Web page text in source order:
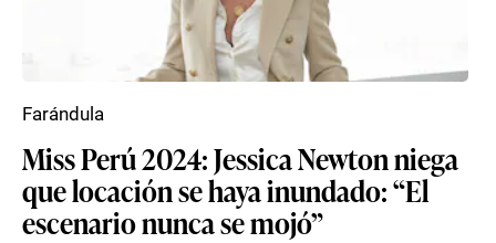
Miss Perú 2024: Jessica Newton niega
que locación se haya inundado: “El
escenario nunca se mojó”
Farándula